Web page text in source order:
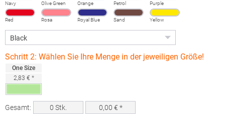
Navy Olive Green Orange Petrol Purple
Red Rosa Royal Blue Sand Yellow
Schritt 2: Wählen Sie Ihre Menge in der jeweiligen Größe!
One Size
2,83 € *
Gesamt: 0 Stk. 0,00 € *